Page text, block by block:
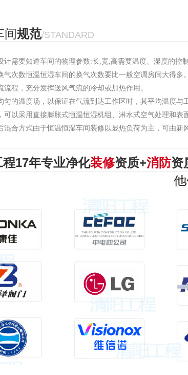
间规范/STANDARD
需要知道车间的物理参数:长,宽,高需要温度、湿度的控
次数恒温恒湿车间的换气次数要比一般空调房间大得多。
程，充分发挥送风气流的冷却或加热作用。
温度场，以保证在气流到达工作区时，其平均温度与
采用直接膨胀式恒温恒湿机组、淋水式空气处理和表
方式由于恒温恒湿车间装修以显热负荷为主，可由新
17年专业净化装修资质+消防资